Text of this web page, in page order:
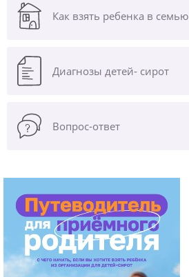
Как взять ребенка в семью
Диагнозы детей- сирот
Вопрос-ответ